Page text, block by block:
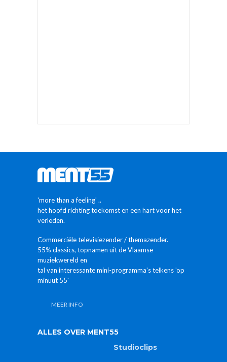
'more than a feeling' ..
het hoofd richting toekomst en een hart voor het
verleden.
Commerciële televisiezender / themazender.
55% classics, topnamen uit de Vlaamse
muziekwereld en
tal van interessante mini-programma's telkens 'op
minuut 55'
MEER INFO
ALLES OVER MENT55
Studioclips